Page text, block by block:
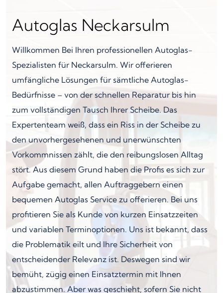
Autoglas Neckarsulm
Willkommen Bei Ihren professionellen Autoglas-
Spezialisten für Neckarsulm. Wir offerieren
umfängliche Lösungen für sämtliche Autoglas-
Bedürfnisse – von der schnellen Reparatur bis hin
zum vollständigen Tausch Ihrer Scheibe. Das
Expertenteam weiß, dass ein Riss in der Scheibe zu
den unvorhergesehenen und unerwünschten
Vorkommnissen zählt, die den reibungslosen Alltag
stört. Aus diesem Grund haben die Profis es sich zur
Aufgabe gemacht, allen Auftraggebern einen
bequemen Autoglas Service zu offerieren. Bei uns
profitieren Sie als Kunde von kurzen Einsatzzeiten
und variablen Terminoptionen. Uns ist bekannt, dass
die Problematik eilt und Ihre Sicherheit von
entscheidender Relevanz ist. Deswegen sind wir
bemüht, zügig einen Einsatztermin mit Ihnen
abzustimmen. Aber was geschieht, sofern Sie nicht